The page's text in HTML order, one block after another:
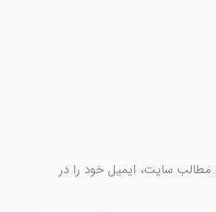
مطالب سایت، ایمیل خود را در